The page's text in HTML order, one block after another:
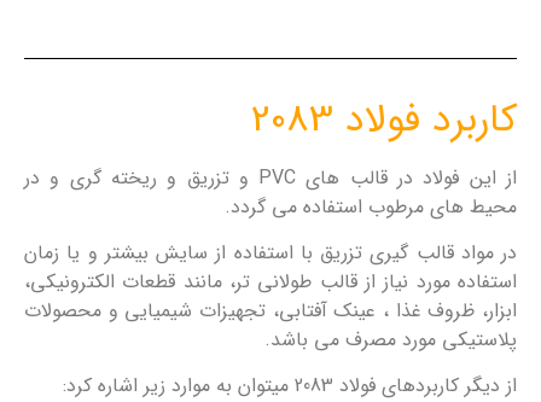
کاربرد فولاد 2083
از این فولاد در قالب های PVC و تزریق و ریخته گری و در
محیط های مرطوب استفاده می گردد.
در مواد قالب گیری تزریق با استفاده از سایش بیشتر و یا زمان
استفاده مورد نیاز از قالب طولانی تر، مانند قطعات الکترونیکی،
ابزار، ظروف غذا ، عینک آفتابی، تجهیزات شیمیایی و محصولات
پلاستیکی مورد مصرف می باشد.
از دیگر کاربردهای فولاد 2083 میتوان به موارد زیر اشاره کرد: